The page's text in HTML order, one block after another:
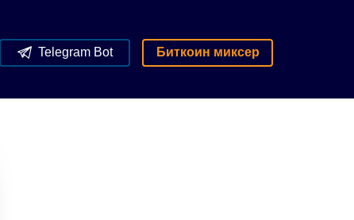
Telegram Bot Биткоин миксер